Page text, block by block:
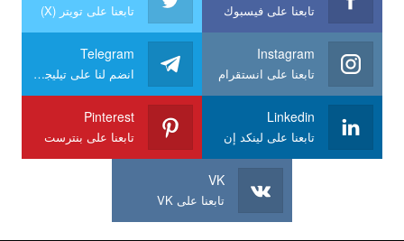
تابعنا على فيسبوك تابعنا على تويتر (X)
Instagram
تابعنا على انستقرام
Telegram
انضم لنا على تيليجرام
Linkedin
تابعنا على لينكد إن
Pinterest
تابعنا على بنترست
VK
تابعنا على VK